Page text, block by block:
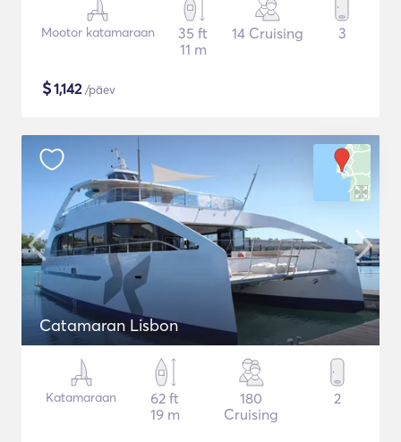
Mootor katamaraan
35 ft
11 m
14 Cruising 3
$1,142/päev
Catamaran Lisbon
Katamaraan
62 ft
19 m
180
Cruising
2